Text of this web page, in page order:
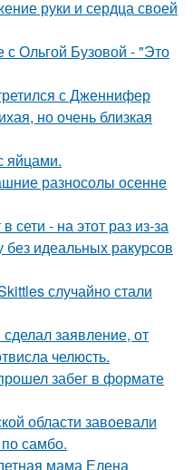
руки и сердца своей
Ольгой Бузовой - "Это
с Дженнифер
но очень близкая
яйцами.
разносолы осенне
сети - на этот раз из-за
без идеальных ракурсов
случайно стали
заявление, от
челюсть.
забег в формате
области завоевали
самбо.
мама Елена